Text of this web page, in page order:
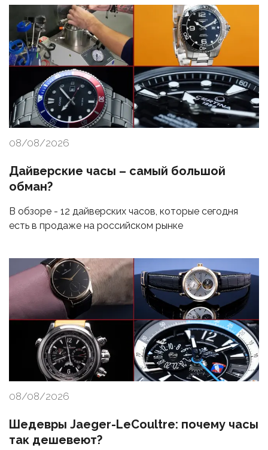
08/08/2026
Дайверские часы – самый большой
обман?
В обзоре - 12 дайверских часов, которые сегодня
есть в продаже на российском рынке
08/08/2026
Шедевры Jaeger-LeCoultre: почему часы
так дешевеют?